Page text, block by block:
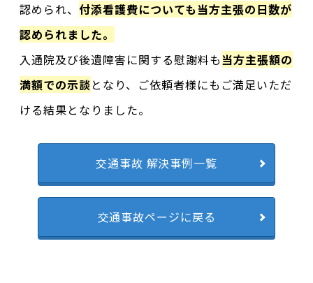
認められ、 付添看護費についても当方主張の日数が
認められました。
入通院及び後遺障害に関する慰謝料も当方主張額の
満額での示談となり、ご依頼者様にもご満足いただ
ける結果となりました。
交通事故 解決事例一覧
交通事故ページに戻る